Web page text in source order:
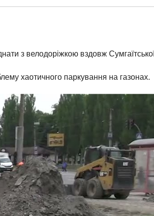
з велодоріжкою вздовж
хаотичного паркування на газонах.